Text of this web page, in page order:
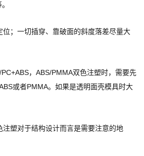
位；一切插穿、靠破面的斜度落差尽量大
，ABS/PMMA双色注塑时，需要先
或者PMMA。如果是透明面壳模具时大
注塑对于结构设计而言是需要注意的地